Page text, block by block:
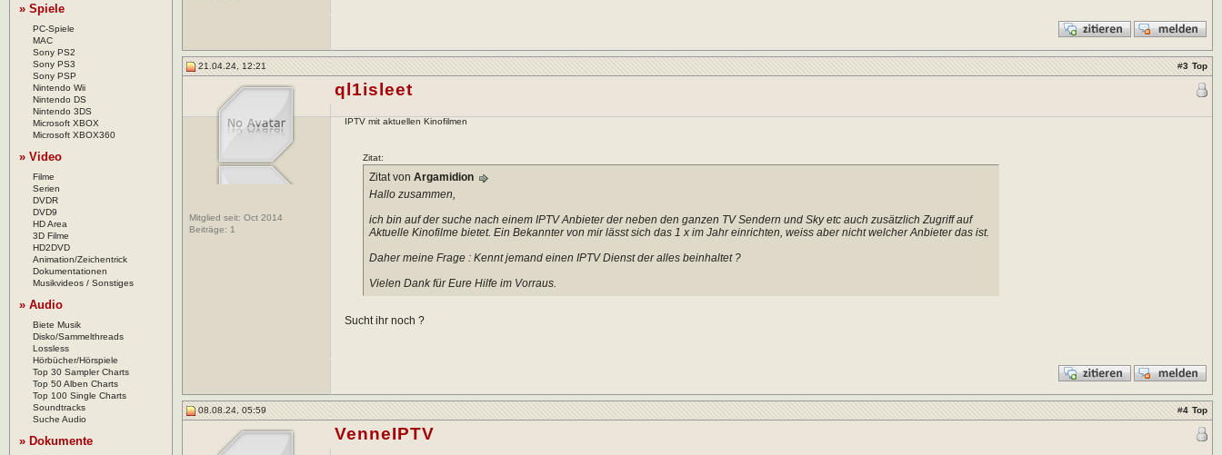
» Spiele
PC-Spiele
MAC
Sony PS2
Sony PS3
Sony PSP
Nintendo Wii
Nintendo DS
Nintendo 3DS
Microsoft XBOX
Microsoft XBOX360
» Video
Filme
Serien
DVDR
DVD9
HD Area
3D Filme
HD2DVD
Animation/Zeichentrick
Dokumentationen
Musikvideos / Sonstiges
» Audio
Biete Musik
Disko/Sammelthreads
Lossless
Hörbücher/Hörspiele
Top 30 Sampler Charts
Top 50 Alben Charts
Top 100 Single Charts
Soundtracks
Suche Audio
» Dokumente
21.04.24, 12:21 #3 Top
Mitglied seit: Oct 2014
Beiträge: 1
ql1isleet
IPTV mit aktuellen Kinofilmen
Zitat:
Zitat von Argamidion
Hallo zusammen,
ich bin auf der suche nach einem IPTV Anbieter der neben den ganzen TV Sendern und Sky etc auch zusätzlich Zugriff auf
Aktuelle Kinofilme bietet. Ein Bekannter von mir lässt sich das 1 x im Jahr einrichten, weiss aber nicht welcher Anbieter das ist.
Daher meine Frage : Kennt jemand einen IPTV Dienst der alles beinhaltet ?
Vielen Dank für Eure Hilfe im Vorraus.
Sucht ihr noch ?
08.08.24, 05:59 #4 Top
VenneIPTV